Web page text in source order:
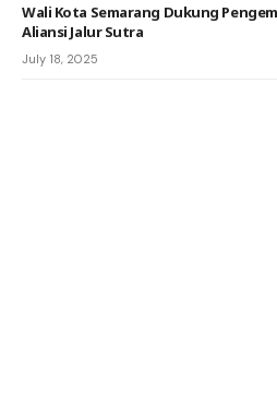
Wali Kota Semarang Dukung
Aliansi Jalur Sutra
July 18, 2025